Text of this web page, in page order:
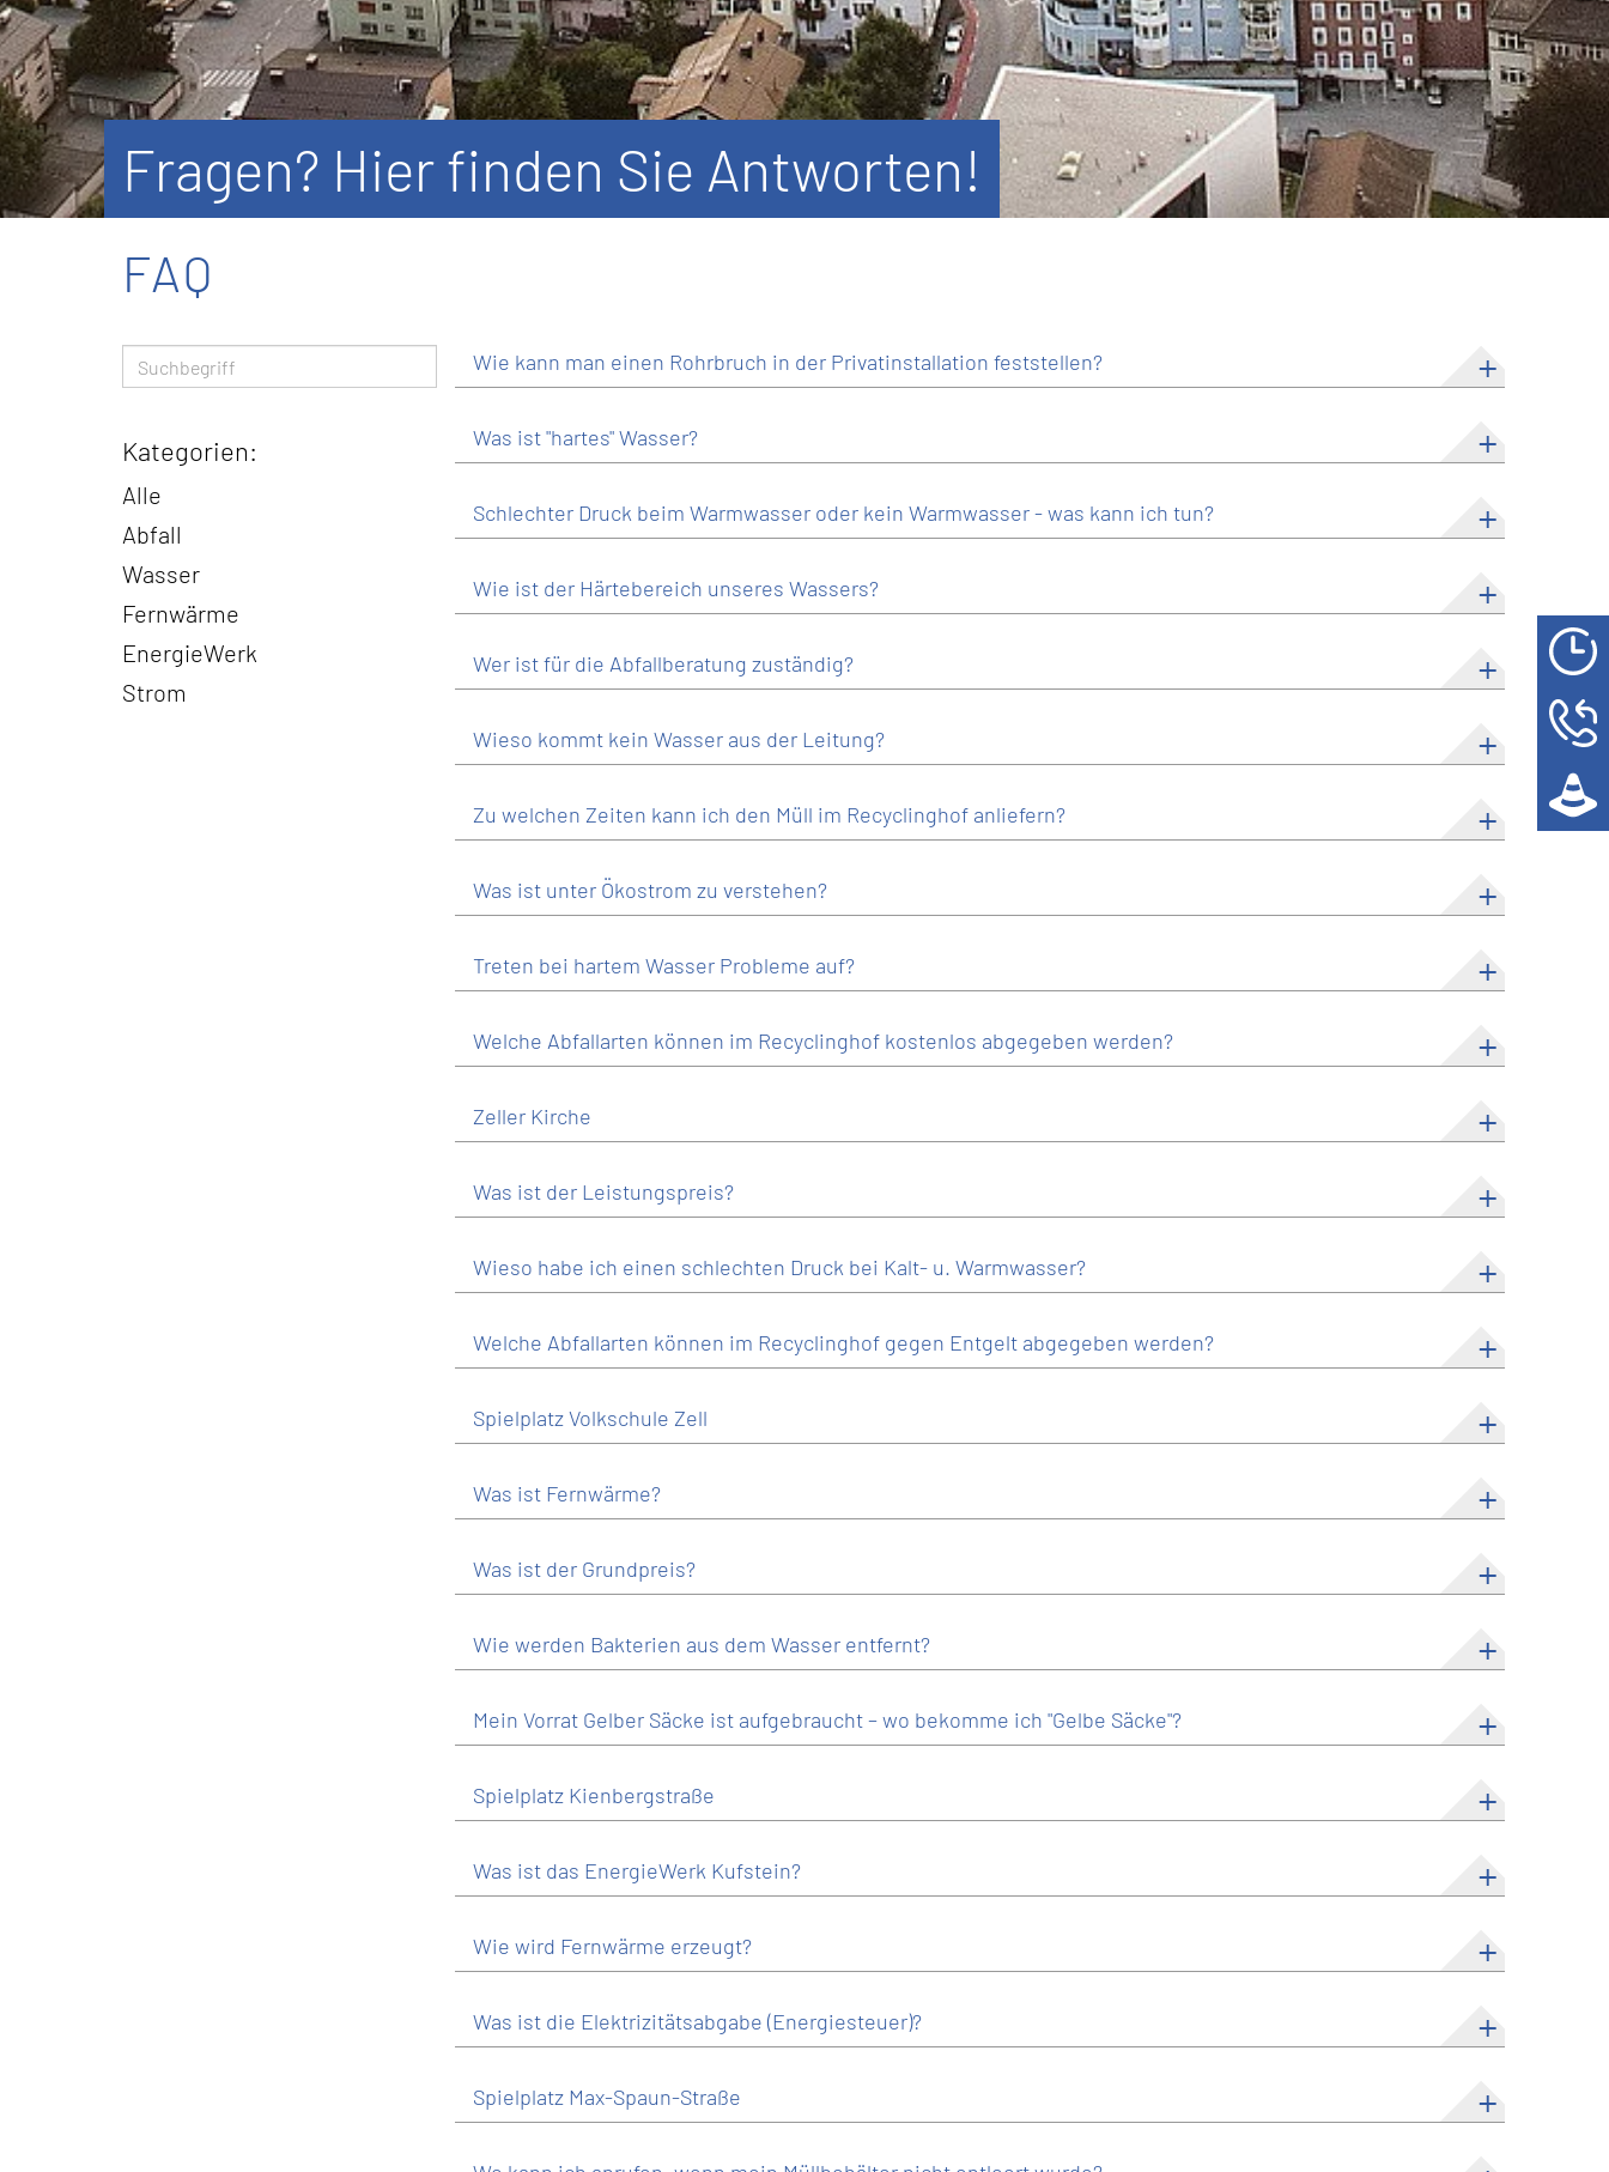
Fragen? Hier finden Sie Antworten!
FAQ
Kategorien:
Alle
Abfall
Wasser
Fernwärme
EnergieWerk
Strom
Wie kann man einen Rohrbruch in der Privatinstallation feststellen?
Was ist "hartes" Wasser?
Schlechter Druck beim Warmwasser oder kein Warmwasser - was kann ich tun?
Wie ist der Härtebereich unseres Wassers?
Wer ist für die Abfallberatung zuständig?
Wieso kommt kein Wasser aus der Leitung?
Zu welchen Zeiten kann ich den Müll im Recyclinghof anliefern?
Was ist unter Ökostrom zu verstehen?
Treten bei hartem Wasser Probleme auf?
Welche Abfallarten können im Recyclinghof kostenlos abgegeben werden?
Zeller Kirche
Was ist der Leistungspreis?
Wieso habe ich einen schlechten Druck bei Kalt- u. Warmwasser?
Welche Abfallarten können im Recyclinghof gegen Entgelt abgegeben werden?
Spielplatz Volkschule Zell
Was ist Fernwärme?
Was ist der Grundpreis?
Wie werden Bakterien aus dem Wasser entfernt?
Mein Vorrat Gelber Säcke ist aufgebraucht – wo bekomme ich "Gelbe Säcke"?
Spielplatz Kienbergstraße
Was ist das EnergieWerk Kufstein?
Wie wird Fernwärme erzeugt?
Was ist die Elektrizitätsabgabe (Energiesteuer)?
Spielplatz Max-Spaun-Straße